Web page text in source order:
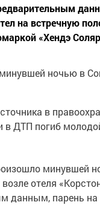
на встречную
«Хендэ
ночью в
в
в ДТП погиб
минувшей
отеля
данным, парень на